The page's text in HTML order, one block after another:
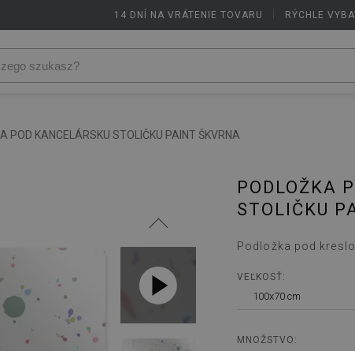
14 DNÍ NA VRÁTENIE TOVARU RÝCHLE
POD KANCELÁRSKU STOLIČKU PAINT ŠKVRNA
PODLOŽKA
STOLIČKU
Podložka pod
VEĽKOSŤ:
100x70 cm
MNOŽSTVO: